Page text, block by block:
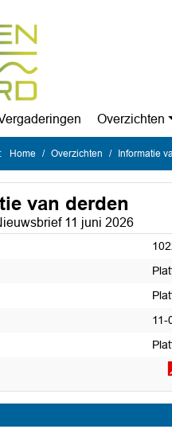
Overzichten
Home Overzichten Informatie
van derden
11 juni 2026
11-